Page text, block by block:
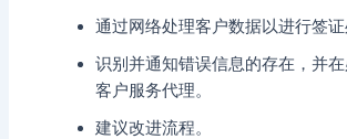
通过网络处理客户数据以进行签证
识别并通知错误信息的存在，并
客户服务代理。
建议改进流程。